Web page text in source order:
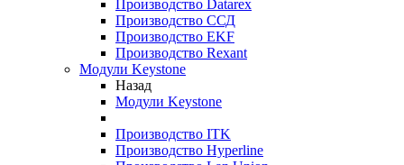
Производство Datarex
Производство ССД
Производство EKF
Производство Rexant
Модули Keystone
Назад
Модули Keystone
Производство ITK
Производство Hyperline